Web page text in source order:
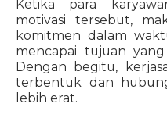
Ketika para
motivasi tersebut,
komitmen dalam
mencapai tujuan
Dengan begitu,
terbentuk dan
lebih erat.